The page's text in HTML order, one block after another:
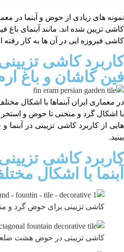
نمونه های زیادی از حوض و آبنما در
کاشی تزیین شده اند. مانند آبنمای باغ
کاشی فیروزه ایی در آن ها به کار
کاربرد کاشی
فین کاشان و باغ
در معماری ایران آبنماها با اشکال
با اشکال گرد و منحنی تا حوض و
هایی از کاربرد کاشی تزیینی در
بینید.
کاربرد کاشی
آبنما با اشکال
کاشی تزیینی برای حوض گرد و
کاشی تزیینی در حوض هشت